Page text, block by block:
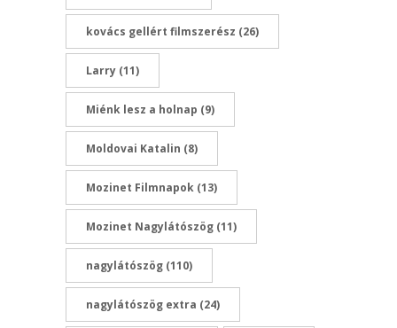
kovács gellért filmszerész (26)
Larry (11)
Miénk lesz a holnap (9)
Moldovai Katalin (8)
Mozinet Filmnapok (13)
Mozinet Nagylátószög (11)
nagylátószög (110)
nagylátószög extra (24)